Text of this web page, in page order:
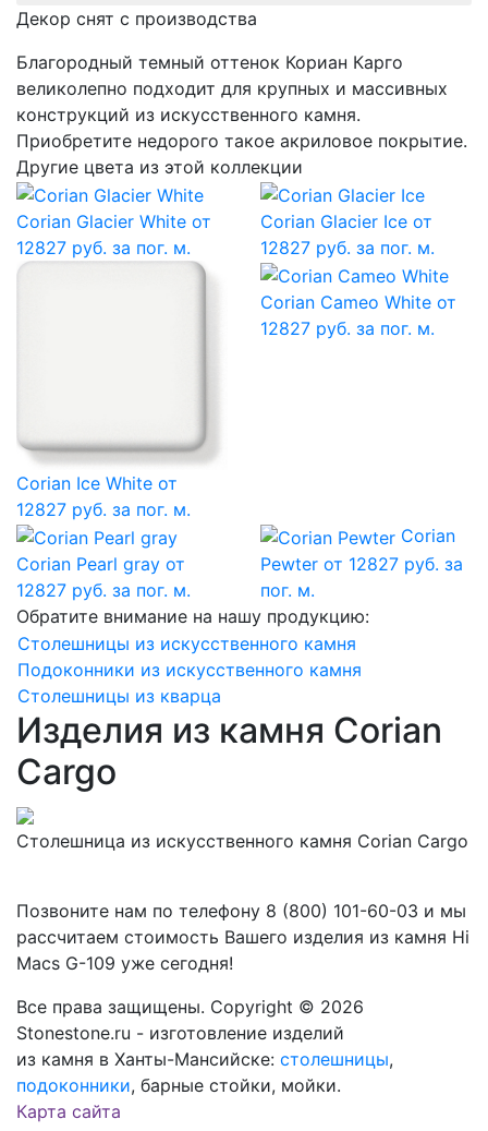
Декор снят с производства
Благородный темный оттенок Кориан Карго
великолепно подходит для крупных и массивных
конструкций из искусственного камня.
Приобретите недорого такое акриловое покрытие.
Другие цвета из этой коллекции
Corian Glacier White от
12827 руб. за пог. м.
Corian Glacier Ice от
12827 руб. за пог. м.
Corian Ice White от
12827 руб. за пог. м.
Corian Cameo White от
12827 руб. за пог. м.
Corian Pearl gray от
12827 руб. за пог. м.
Corian
Pewter от 12827 руб. за
пог. м.
Обратите внимание на нашу продукцию:
Столешницы из искусственного камня
Подоконники из искусственного камня
Столешницы из кварца
Изделия из камня Corian
Cargo
Столешница из искусственного камня Corian Cargo
Позвоните нам по телефону 8 (800) 101-60-03 и мы
рассчитаем стоимость Вашего изделия из камня Hi
Macs G-109 уже сегодня!
Все права защищены. Copyright © 2026
Stonestone.ru - изготовление изделий
из камня в Ханты-Мансийске: столешницы,
подоконники, барные стойки, мойки.
Карта сайта